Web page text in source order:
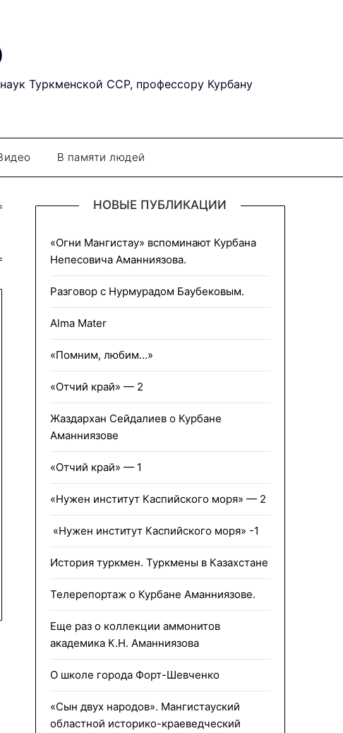
Туркменской ССР, профессору Курбану
В памяти людей
НОВЫЕ ПУБЛИКАЦИИ
«Огни Мангистау» вспоминают Курбана
Непесовича Аманниязова.
Разговор с Нурмурадом Баубековым.
Alma Mater
«Помним, любим…»
«Отчий край» — 2
Жаздархан Сейдалиев о Курбане
Аманниязове
«Отчий край» — 1
«Нужен институт Каспийского моря» — 2
«Нужен институт Каспийского моря» -1
История туркмен. Туркмены в Казахстане
Телерепортаж о Курбане Аманниязове.
Еще раз о коллекции аммонитов
академика К.Н. Аманниязова
О школе города Форт-Шевченко
«Сын двух народов». Мангистауский
областной историко-краеведческий